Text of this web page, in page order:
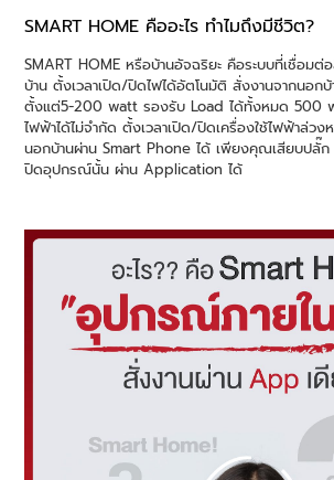
SMART HOME คืออะไร ทำไมถึงมีชีวิต?
SMART HOME หรือบ้านอัจฉริยะ คือระบบที่เชื่อมต่
บ้าน ตั้งเวลาเปิด/ปิดไฟได้อัตโนมัติ สั่งงานจากนอก
ตั้งแต่5-200 watt รองรับ Load ได้ทั้งหมด 500
ไฟฟ้าได้ไม่จำกัด ตั้งเวลาเปิด/ปิดเครื่องใช้ไฟฟ้าล่วง
นอกบ้านผ่าน Smart Phone ได้ เพียงคุณเสียบปลั๊ก
ปิดอุปกรณ์นั้น ผ่าน Application ได้